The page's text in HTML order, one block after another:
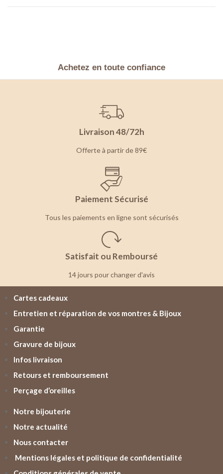
Achetez en toute confiance
Livraison 48/72h
Offerte à partir de 89€
Paiement Sécurisé
Tous les paiements en ligne sont sécurisés
Satisfait ou Remboursé
14 jours pour changer d'avis
Cartes cadeaux
Entretien et réparation de vos montres & Bijoux
Garantie
Gravure de bijoux
Infos livraison
Retours et remboursement
Perçage d’oreilles
Notre bijouterie
Notre actualité
Nous contacter
Mentions légales et politique de confidentialité